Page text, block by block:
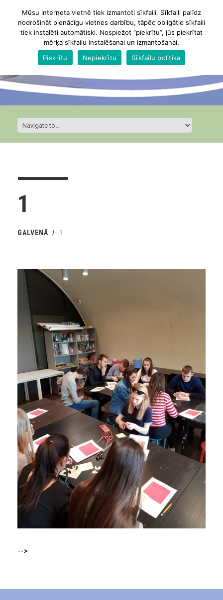
1
GALVENĀ 1
-->
Mūsu interneta vietnē tiek izmantoti sīkfaili. Sīkfaili palīdz
nodrošināt pienācīgu vietnes darbību, tāpēc obligātie sīkfaili
tiek instalēti automātiski. Nospiežot “piekrītu”, jūs piekrītat
mērķa sīkfailu instalēšanai un izmantošanai.
Piekrītu
Nepiekrītu Sīkfailu politika